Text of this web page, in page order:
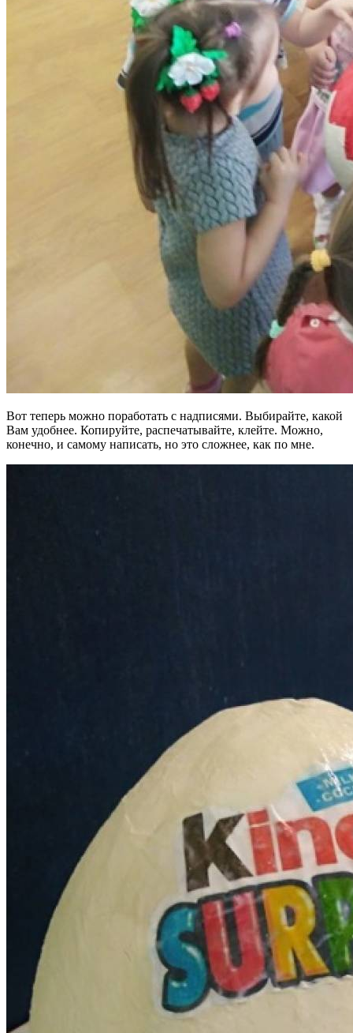
Вот теперь можно поработать с надписями. Выбирайте, какой
Вам удобнее. Копируйте, распечатывайте, клейте. Можно,
конечно, и самому написать, но это сложнее, как по мне.